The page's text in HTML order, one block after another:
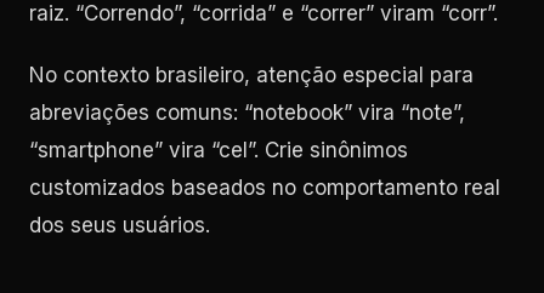
raiz. “Correndo”, “corrida” e “correr” viram “corr”.
No contexto brasileiro, atenção especial para
abreviações comuns: “notebook” vira “note”,
“smartphone” vira “cel”. Crie sinônimos
customizados baseados no comportamento real
dos seus usuários.